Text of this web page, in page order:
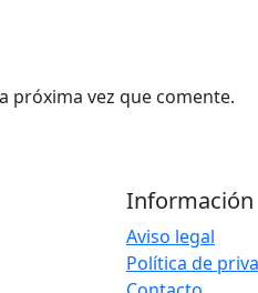
próxima vez que comente.
Información
Aviso legal
Política de